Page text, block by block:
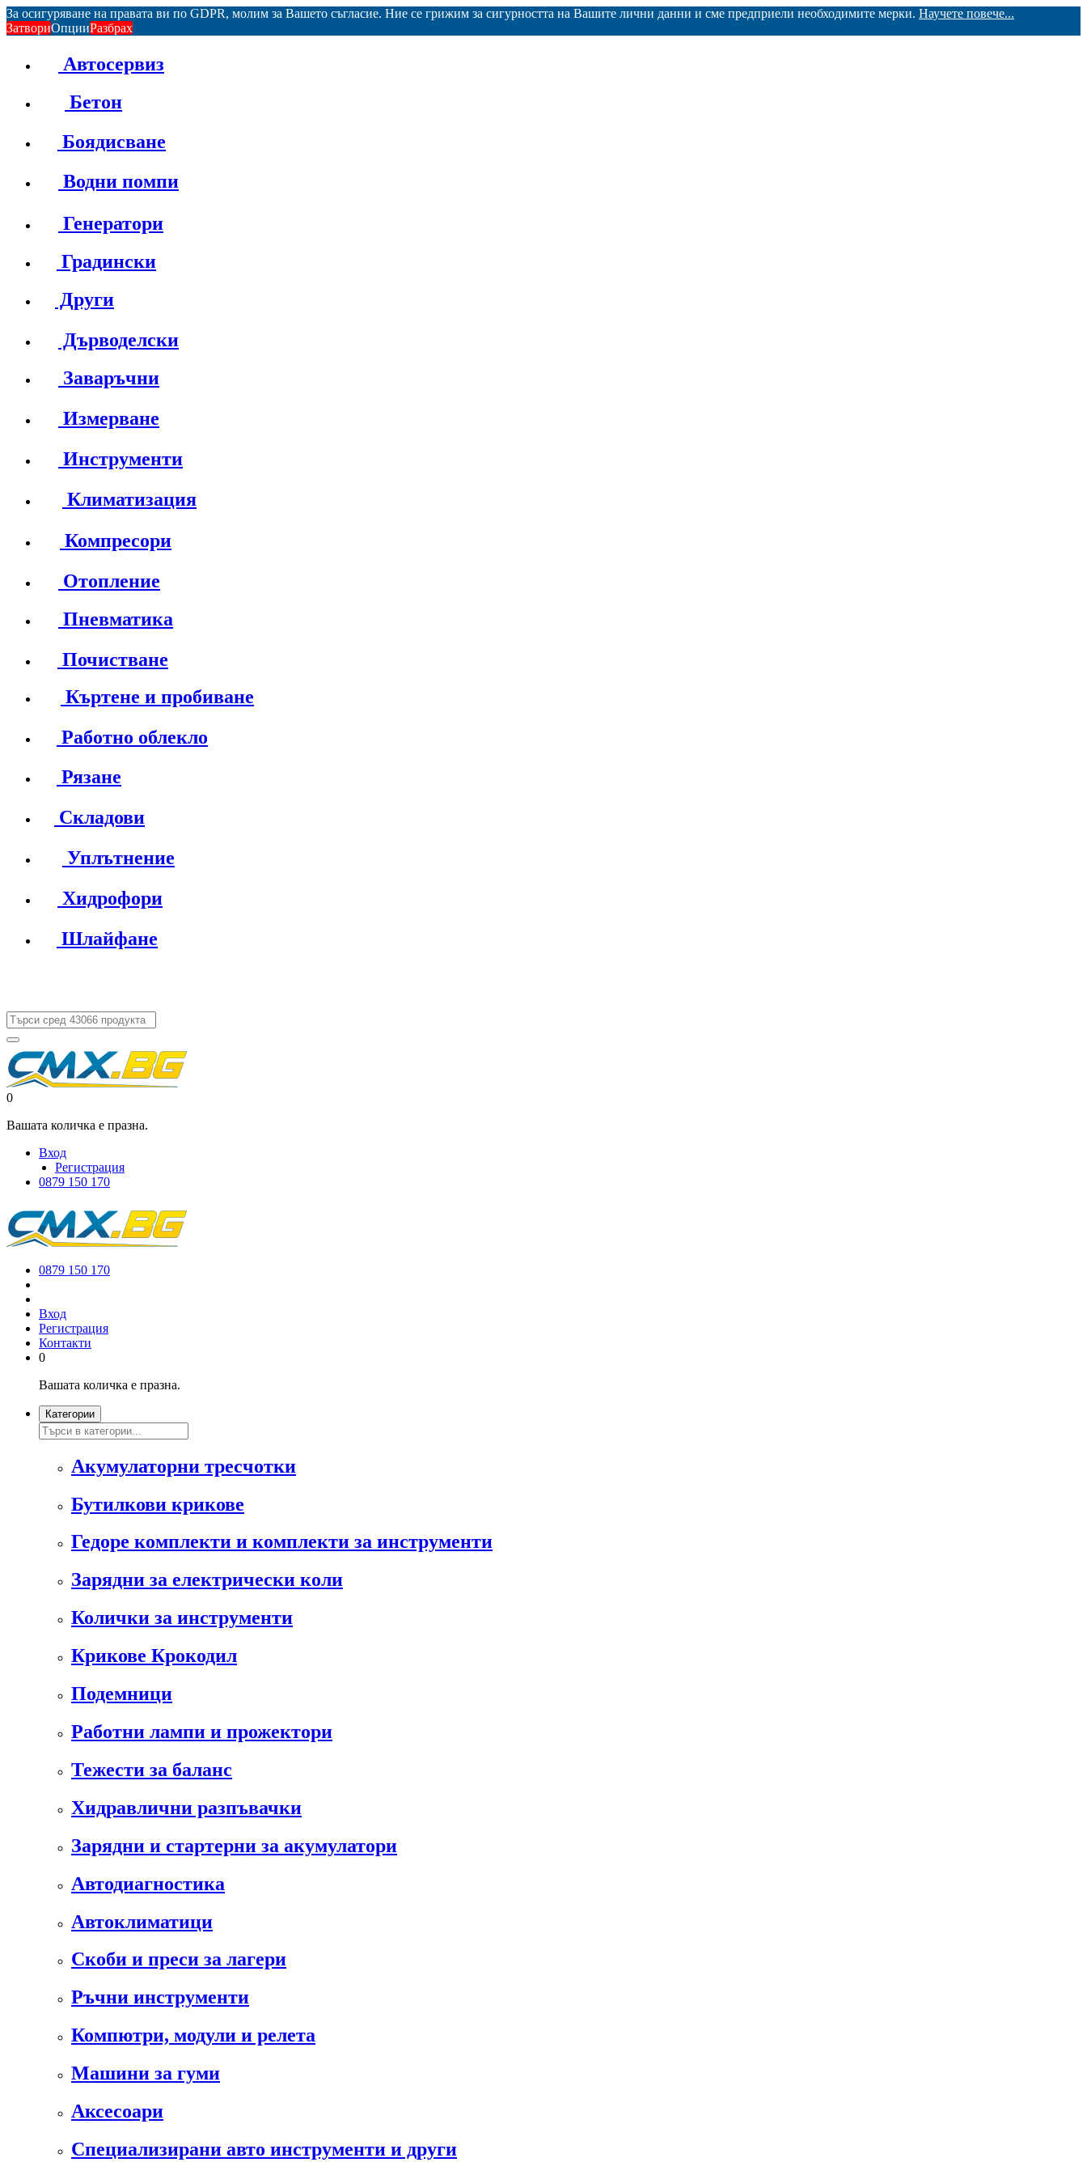
За осигуряване на правата ви по GDPR, молим за Вашето съгласие. Ние се грижим за сигурността на Вашите лични данни и сме предприели необходимите мерки. Научете повече...
ЗатвориОпцииРазбрах
Автосервиз
Бетон
Боядисване
Водни помпи
Генератори
Градински
Други
Дърводелски
Заваръчни
Измерване
Инструменти
Климатизация
Компресори
Отопление
Пневматика
Почистване
Къртене и пробиване
Работно облекло
Рязане
Складови
Уплътнение
Хидрофори
Шлайфане
0
Вашата количка е празна.
Вход
Регистрация
0879 150 170
0879 150 170
Вход
Регистрация
Контакти
0
Вашата количка е празна.
Категории
Акумулаторни тресчотки
Бутилкови крикове
Гедоре комплекти и комплекти за инструменти
Зарядни за електрически коли
Колички за инструменти
Крикове Крокодил
Подемници
Работни лампи и прожектори
Тежести за баланс
Хидравлични разпъвачки
Зарядни и стартерни за акумулатори
Автодиагностика
Автоклиматици
Скоби и преси за лагери
Ръчни инструменти
Компютри, модули и релета
Машини за гуми
Аксесоари
Специализирани авто инструменти и други